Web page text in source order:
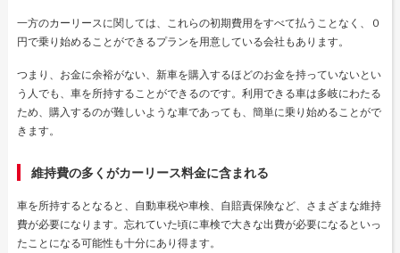
一方のカーリースに関しては、これらの初期費用をすべて払うことなく、０
円で乗り始めることができるプランを用意している会社もあります。
つまり、お金に余裕がない、新車を購入するほどのお金を持っていないとい
う人でも、車を所持することができるのです。利用できる車は多岐にわたる
ため、購入するのが難しいような車であっても、簡単に乗り始めることがで
きます。
維持費の多くがカーリース料金に含まれる
車を所持するとなると、自動車税や車検、自賠責保険など、さまざまな維持
費が必要になります。忘れていた頃に車検で大きな出費が必要になるといっ
たことになる可能性も十分にあり得ます。